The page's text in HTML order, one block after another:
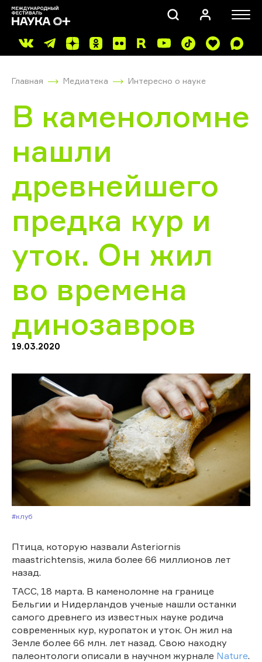
Главная Медиатека Интересно о науке
В каменоломне
нашли
древнейшего
предка кур и
уток. Он жил
во времена
динозавров
19.03.2020
#Клуб
Птица, которую назвали Asteriornis
maastrichtensis, жила более 66 миллионов лет
назад.
ТАСС, 18 марта. В каменоломне на границе
Бельгии и Нидерландов ученые нашли останки
самого древнего из известных науке родича
современных кур, куропаток и уток. Он жил на
Земле более 66 млн. лет назад. Свою находку
палеонтологи описали в научном журнале Nature.